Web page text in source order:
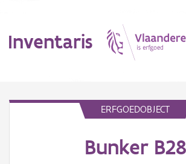
Inventaris
ERFGOEDOBJECT
Bunker B28